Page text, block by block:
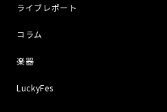
ライブレポート
コラム
楽器
LuckyFes